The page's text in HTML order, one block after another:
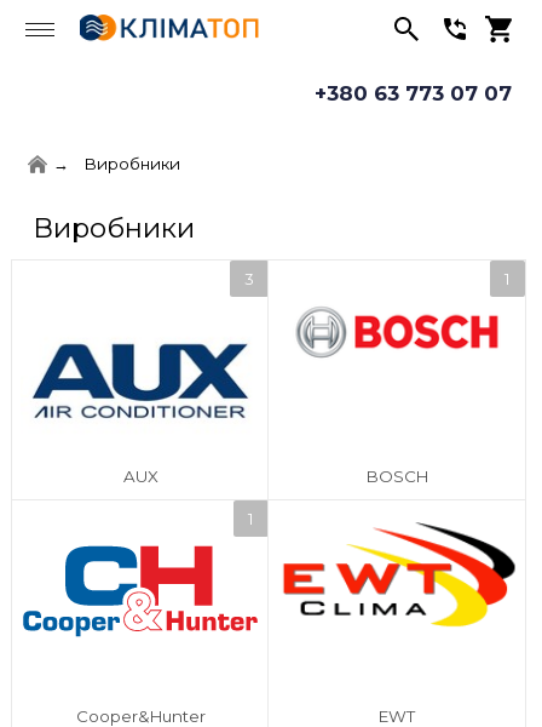
+380 63 773 07 07
Виробники
Виробники
AUX BOSCH
Cooper&Hunter EWT